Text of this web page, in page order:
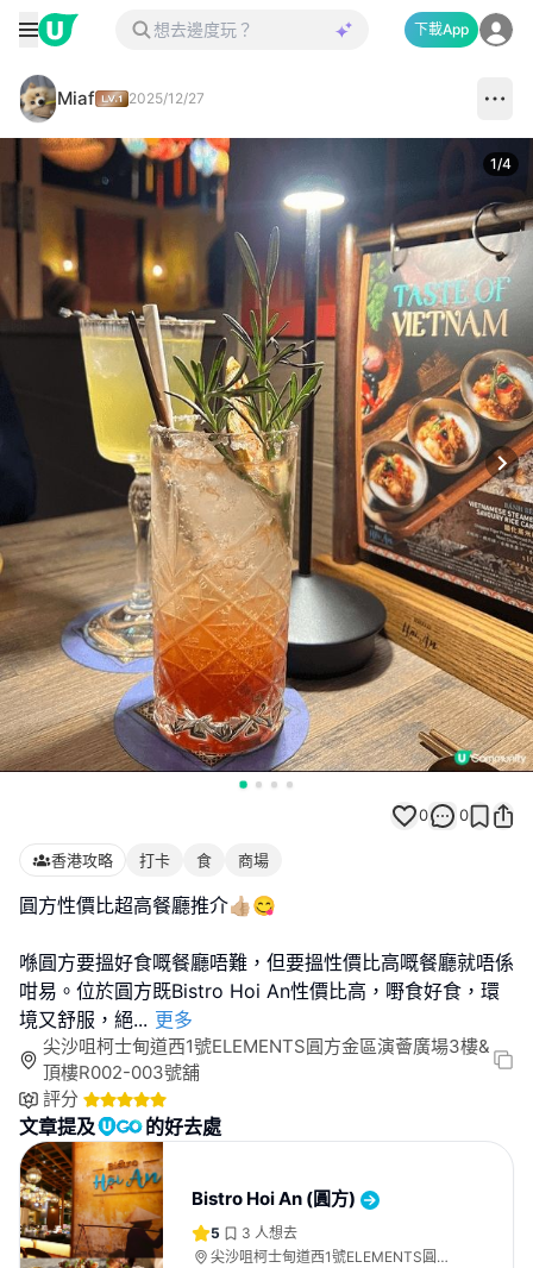
下載App
Miaf 2025/12/27
1/4
0 0
香港攻略 打卡 食 商場
圓方性價比超高餐廳推介👍🏼😋
喺圓方要搵好食嘅餐廳唔難，但要搵性價比高嘅餐廳就唔係
咁易。位於圓方既Bistro Hoi An性價比高，嘢食好食，環
境又舒服，絕... 更多
尖沙咀柯士甸道西1號ELEMENTS圓方金區演薈廣場3樓&
頂樓R002-003號舖
評分
文章提及 的好去處
Bistro Hoi An (圓方)
5 3 人想去
尖沙咀柯士甸道西1號ELEMENTS圓方